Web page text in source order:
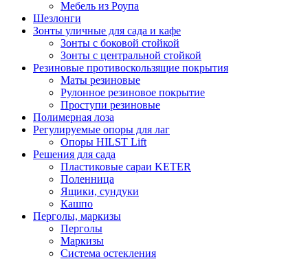
Мебель из Роупа
Шезлонги
Зонты уличные для сада и кафе
Зонты с боковой стойкой
Зонты с центральной стойкой
Резиновые противоскользящие покрытия
Маты резиновые
Рулонное резиновое покрытие
Проступи резиновые
Полимерная лоза
Регулируемые опоры для лаг
Опоры HILST Lift
Решения для сада
Пластиковые сараи KETER
Поленница
Ящики, сундуки
Кашпо
Перголы, маркизы
Перголы
Маркизы
Система остекления